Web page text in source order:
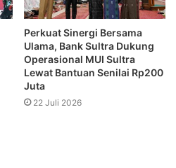
Perkuat Sinergi Bersama
Ulama, Bank Sultra Dukung
Operasional MUI Sultra
Lewat Bantuan Senilai Rp200
Juta
22 Juli 2026